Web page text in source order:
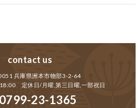
contact us
兵庫県洲本市物部3-2-64
定休日/月曜,第三日曜,一部祝日
0799-23-1365